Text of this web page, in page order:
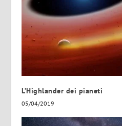
L’Highlander dei pianeti
05/04/2019